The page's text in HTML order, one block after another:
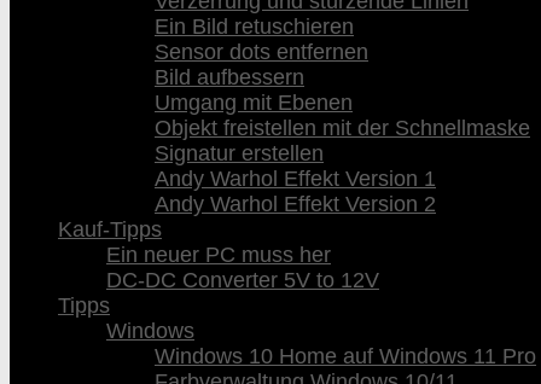
Ein Bild retuschieren
Sensor dots entfernen
Bild aufbessern
Umgang mit Ebenen
Objekt freistellen mit der Schnellmaske
Signatur erstellen
Andy Warhol Effekt Version 1
Andy Warhol Effekt Version 2
Kauf-Tipps
Ein neuer PC muss her
DC-DC Converter 5V to 12V
Tipps
Windows
Windows 10 Home auf Windows 11 Pro